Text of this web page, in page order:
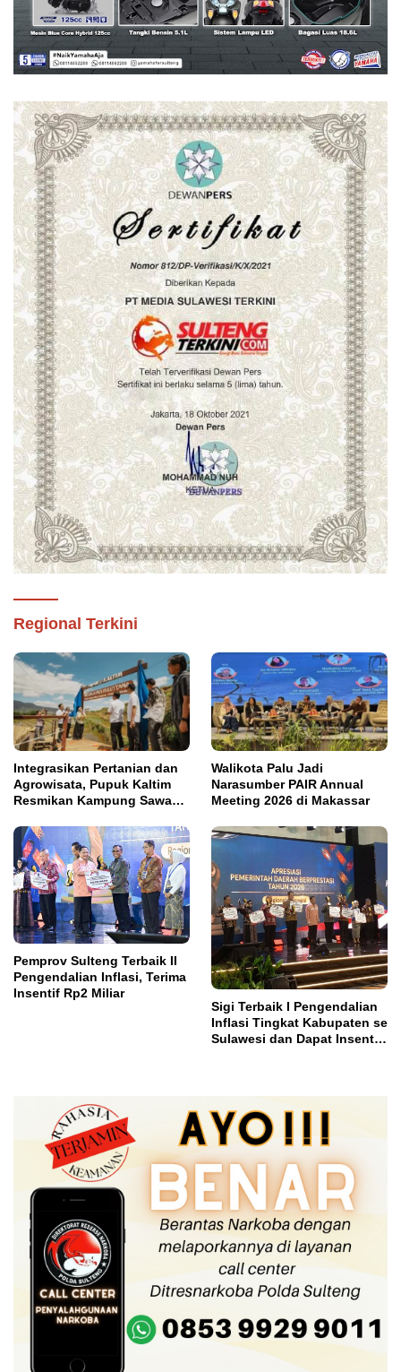
Regional Terkini
Integrasikan Pertanian dan
Agrowisata, Pupuk Kaltim
Resmikan Kampung Sawah
Walikota Palu Jadi
Narasumber PAIR Annual
Meeting 2026 di Makassar
Pemprov Sulteng Terbaik II
Pengendalian Inflasi, Terima
Insentif Rp2 Miliar
Sigi Terbaik I Pengendalian
Inflasi Tingkat Kabupaten se
Sulawesi dan Dapat Insentif